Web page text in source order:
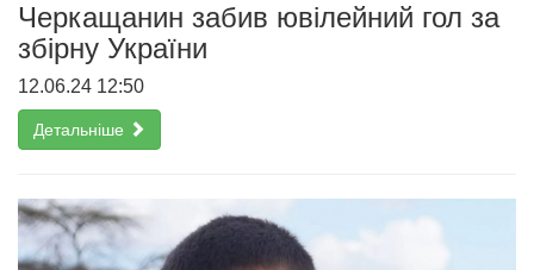
Черкащанин забив ювілейний гол за
збірну України
12.06.24 12:50
Детальніше